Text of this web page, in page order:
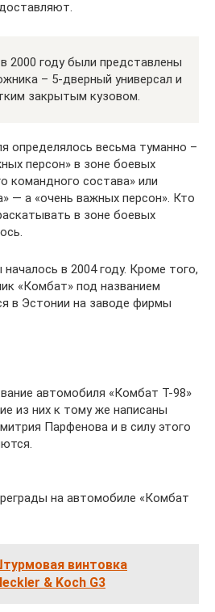
2000 году были представлены
– 5-дверный универсал и
закрытым кузовом.
определялось весьма туманно –
персон» в зоне боевых
командного состава» или
— а «очень важных персон». Кто
в зоне боевых
в 2004 году. Кроме того,
«Комбат» под названием
в Эстонии на заводе фирмы
автомобиля «Комбат Т-98»
из них к тому же написаны
Парфенова и в силу этого
на автомобиле «Комбат
винтовка
& Koch G3